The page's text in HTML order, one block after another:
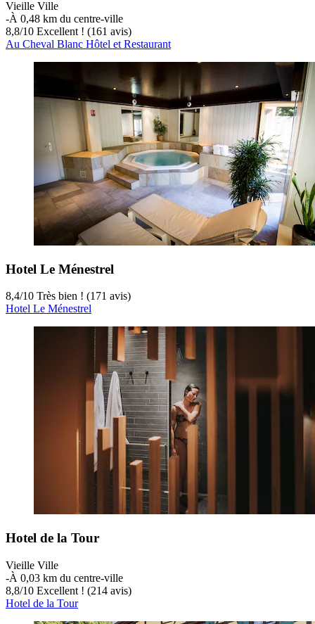
Vieille Ville
‐À 0,48 km du centre-ville
8,8/10 Excellent ! (161 avis)
Au Cheval Blanc Hôtel et Restaurant
Hotel Le Ménestrel
8,4/10 Très bien ! (171 avis)
Hotel Le Ménestrel
Hotel de la Tour
Vieille Ville
‐À 0,03 km du centre-ville
8,8/10 Excellent ! (214 avis)
Hotel de la Tour